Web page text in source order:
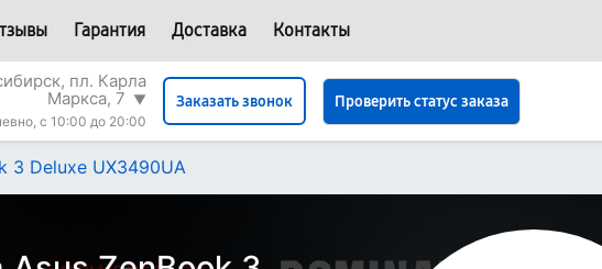
Гарантия Доставка Контакты
пл. Карла
Маркса, 7 ▼
с 10:00 до 20:00
Заказать звонок Проверить статус заказа
3 Deluxe UX3490UA